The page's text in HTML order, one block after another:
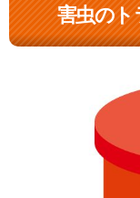
害虫のト